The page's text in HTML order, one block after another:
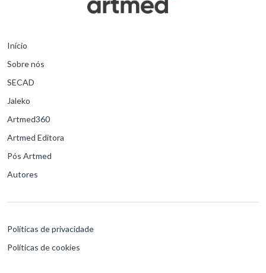
Início
Sobre nós
SECAD
Jaleko
Artmed360
Artmed Editora
Pós Artmed
Autores
Políticas de privacidade
Políticas de cookies